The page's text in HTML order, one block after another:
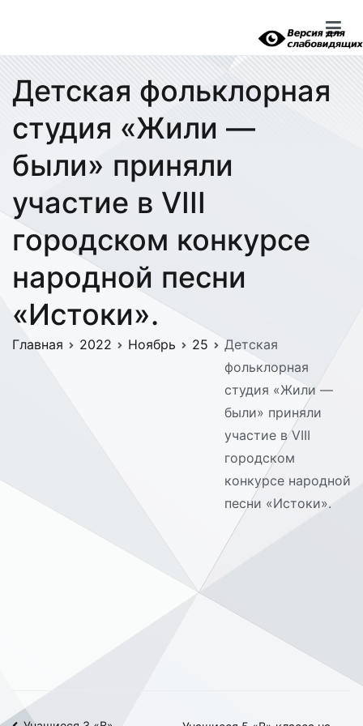
Детская фольклорная
студия «Жили —
были» приняли
участие в VIII
городском конкурсе
народной песни
«Истоки».
Главная 2022 Ноябрь 25
Детская
фольклорная
студия «Жили —
были» приняли
участие в VIII
городском
конкурсе народной
песни «Истоки».